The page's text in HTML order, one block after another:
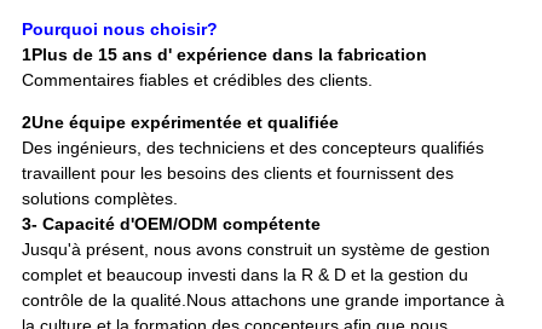
Pourquoi nous choisir?
1Plus de 15 ans d' expérience dans la fabrication
Commentaires fiables et crédibles des clients.
2Une équipe expérimentée et qualifiée
Des ingénieurs, des techniciens et des concepteurs qualifiés
travaillent pour les besoins des clients et fournissent des
solutions complètes.
3- Capacité d'OEM/ODM compétente
Jusqu'à présent, nous avons construit un système de gestion
complet et beaucoup investi dans la R & D et la gestion du
contrôle de la qualité.Nous attachons une grande importance à